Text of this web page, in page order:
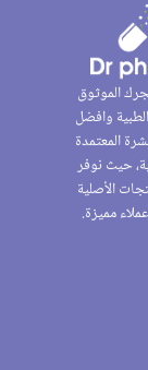
الموثوق
وافضل
المعتمدة
حيث نوفر
الأصلية
مميزة.